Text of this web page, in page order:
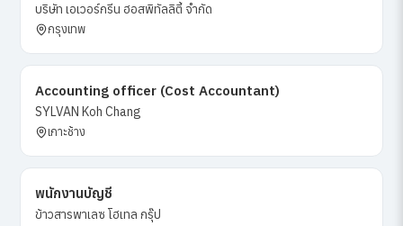
บริษัท เอเวอร์กรีน ฮอสพิทัลลิตี้ จำกัด
กรุงเทพ
Accounting officer (Cost Accountant)
SYLVAN Koh Chang
เกาะช้าง
พนักงานบัญชี
ข้าวสารพาเลซ โฮเทล กรุ๊ป